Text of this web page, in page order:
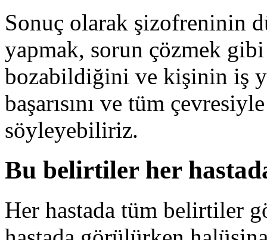
Sonuç olarak şizofreninin
yapmak, sorun çözmek
bozabildiğini ve kişinin iş
başarısını ve tüm
söyleyebiliriz.
Bu belirtiler her
Her hastada tüm belirtiler